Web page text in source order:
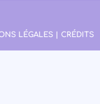
LÉGALES | CRÉDITS